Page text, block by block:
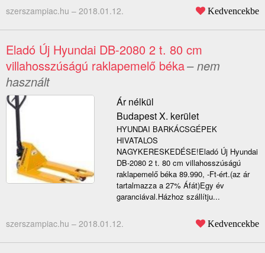
szerszampiac.hu – 2018.01.12. Kedvencekbe
Eladó Új Hyundai DB-2080 2 t. 80 cm
villahosszúságú raklapemelő béka– nem
használt
Ár nélkül
Budapest X. kerület
HYUNDAI BARKÁCSGÉPEK
HIVATALOS
NAGYKERESKEDÉSE!Eladó Új Hyundai
DB-2080 2 t. 80 cm villahosszúságú
raklapemelő béka 89.990, -Ft-ért.(az ár
tartalmazza a 27% Áfát)Egy év
garanciával.Házhoz szállítju...
szerszampiac.hu – 2018.01.12. Kedvencekbe